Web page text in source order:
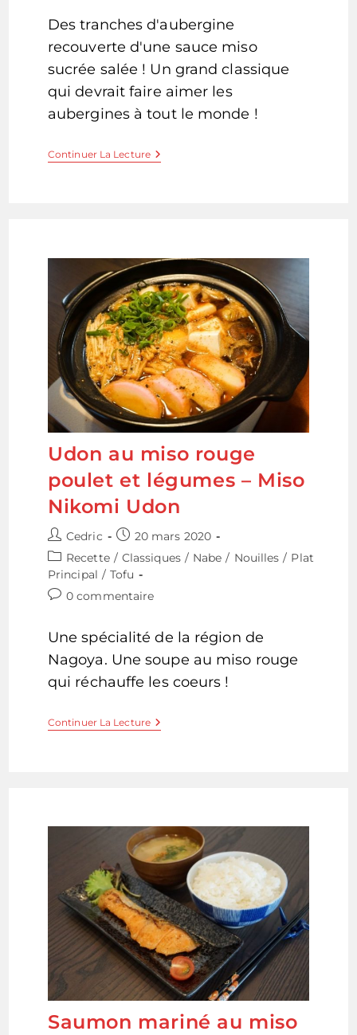
publication :
Des tranches d'aubergine
recouverte d'une sauce miso
sucrée salée ! Un grand classique
qui devrait faire aimer les
aubergines à tout le monde !
Continuer La LectureAubergine
Sauce
な
味
噌
田
楽
Udon au miso rouge
poulet et légumes – Miso
Nikomi Udon
Auteur/autrice
de
la
publication :
Cedric
Publication
publiée :
20 mars 2020
Post
category:
Recette / Classiques / Nabe / Nouilles / Plat
Principal / Tofu
Commentaires
publication :
0 commentaire
Une spécialité de la région de
Nagoya. Une soupe au miso rouge
qui réchauffe les coeurs !
Continuer La LectureUdon
Au
Miso
Nikomi
Udon
Saumon mariné au miso